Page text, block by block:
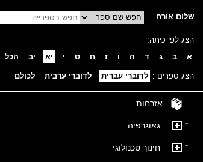
שלום אורח
הצג לפי כיתה:
א
ב ג ד ה ו ז ח ט י יא יב הכל
הצג ספרים : לדוברי עברית לדוברי ערבית לכולם
אזרחות
גאוגרפיה
חינוך טכנולוגי